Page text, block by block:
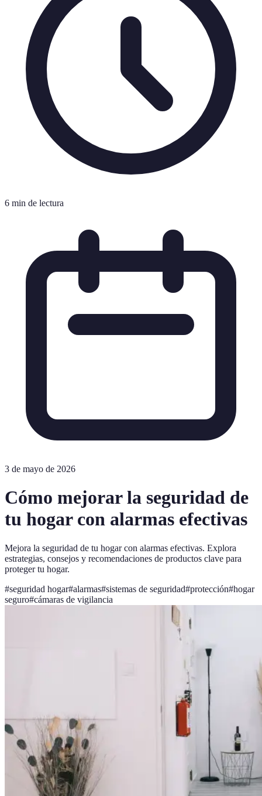
6 min de lectura
3 de mayo de 2026
Cómo mejorar la seguridad de
tu hogar con alarmas efectivas
Mejora la seguridad de tu hogar con alarmas efectivas. Explora
estrategias, consejos y recomendaciones de productos clave para
proteger tu hogar.
#seguridad hogar#alarmas#sistemas de seguridad#protección#hogar
seguro#cámaras de vigilancia